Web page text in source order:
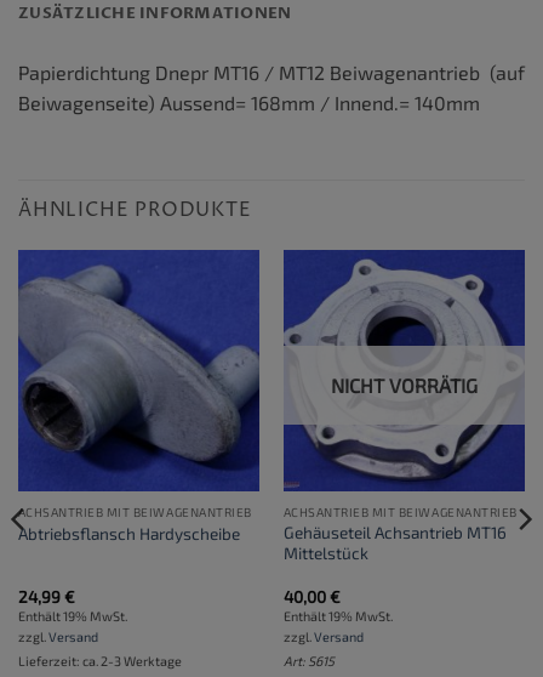
ZUSÄTZLICHE INFORMATIONEN
Papierdichtung Dnepr MT16 / MT12 Beiwagenantrieb (auf
Beiwagenseite) Aussend= 168mm / Innend.= 140mm
ÄHNLICHE PRODUKTE
ACHSANTRIEB MIT BEIWAGENANTRIEB
Abtriebsflansch Hardyscheibe
24,99€
Enthält 19% MwSt.
zzgl. Versand
Lieferzeit: ca. 2-3 Werktage
NICHT VORRÄTIG
ACHSANTRIEB MIT BEIWAGENANTRIEB
Gehäuseteil Achsantrieb MT16
Mittelstück
40,00€
Enthält 19% MwSt.
zzgl. Versand
Art: S615